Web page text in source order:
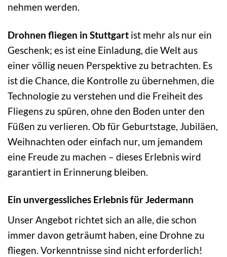
nehmen werden.
Drohnen fliegen in Stuttgart ist mehr als nur ein
Geschenk; es ist eine Einladung, die Welt aus
einer völlig neuen Perspektive zu betrachten. Es
ist die Chance, die Kontrolle zu übernehmen, die
Technologie zu verstehen und die Freiheit des
Fliegens zu spüren, ohne den Boden unter den
Füßen zu verlieren. Ob für Geburtstage, Jubiläen,
Weihnachten oder einfach nur, um jemandem
eine Freude zu machen – dieses Erlebnis wird
garantiert in Erinnerung bleiben.
Ein unvergessliches Erlebnis für Jedermann
Unser Angebot richtet sich an alle, die schon
immer davon geträumt haben, eine Drohne zu
fliegen. Vorkenntnisse sind nicht erforderlich!